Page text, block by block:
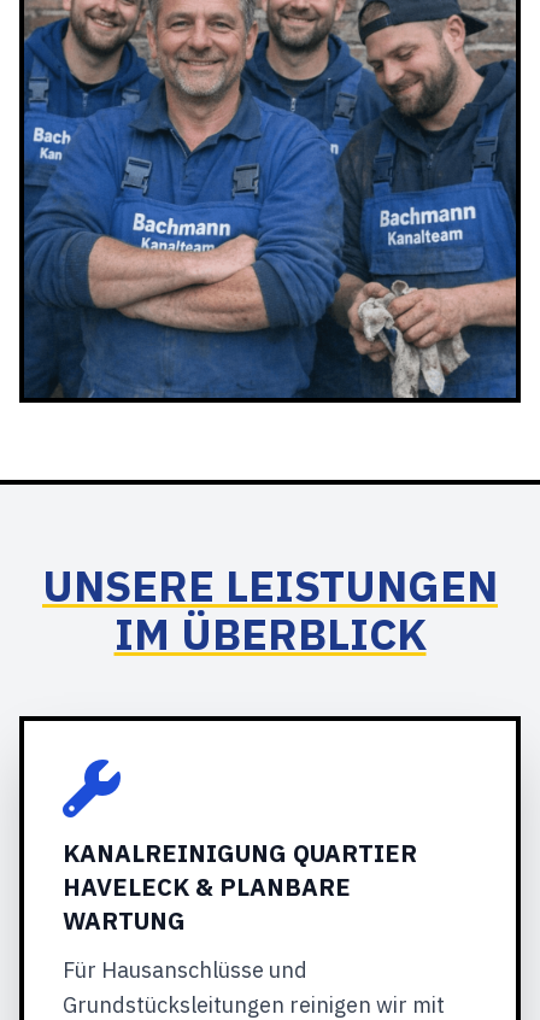
UNSERE LEISTUNGEN
IM ÜBERBLICK
KANALREINIGUNG QUARTIER
HAVELECK & PLANBARE
WARTUNG
Für Hausanschlüsse und
Grundstücksleitungen reinigen wir mit